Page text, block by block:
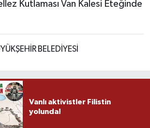
BELEDİYESİ
Vanlı aktivistler Filistin
yolunda!